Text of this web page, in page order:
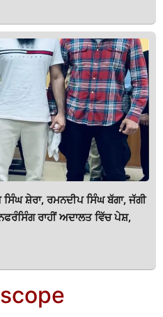
ਸ਼ੇਰਾ, ਰਮਨਦੀਪ ਸਿੰਘ ਬੱਗਾ, ਜੱਗੀ
ਰਾਹੀਂ ਅਦਾਲਤ ਵਿੱਚ ਪੇਸ਼,